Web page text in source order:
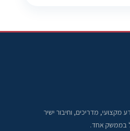
מדריכים, וחיבור ישיר
בממשק אחד.